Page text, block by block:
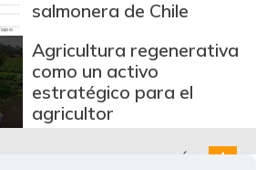
salmonera de Chile
Agricultura regenerativa
como un activo
estratégico para el
agricultor
MÁS